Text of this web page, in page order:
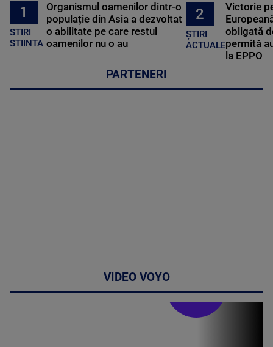
1
STIRI
STIINTA
Organismul oamenilor dintr-o
populație din Asia a dezvoltat
o abilitate pe care restul
oamenilor nu o au
2
ȘTIRI
ACTUALE
Victorie
obligată
permită
la EPPO
PARTENERI
VIDEO VOYO